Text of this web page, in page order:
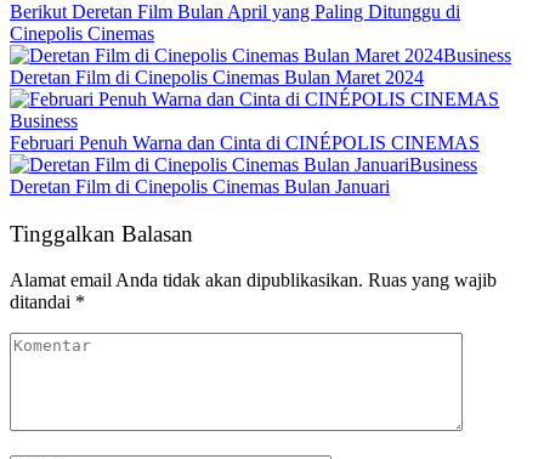
Berikut Deretan Film Bulan April yang Paling Ditunggu di
Cinepolis Cinemas
Business
Deretan Film di Cinepolis Cinemas Bulan Maret 2024
Business
Februari Penuh Warna dan Cinta di CINÉPOLIS CINEMAS
Business
Deretan Film di Cinepolis Cinemas Bulan Januari
Tinggalkan Balasan
Alamat email Anda tidak akan dipublikasikan. Ruas yang wajib
ditandai *